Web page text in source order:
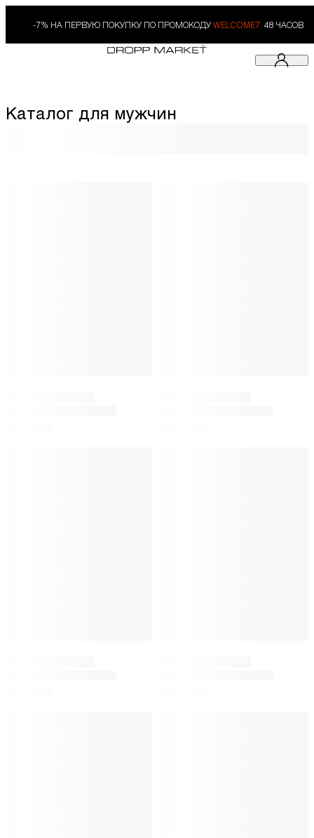
-7% НА ПЕРВУЮ ПОКУПКУ ПО ПРОМОКОДУ WELCOME7. 48 ЧАСОВ
Каталог для мужчин